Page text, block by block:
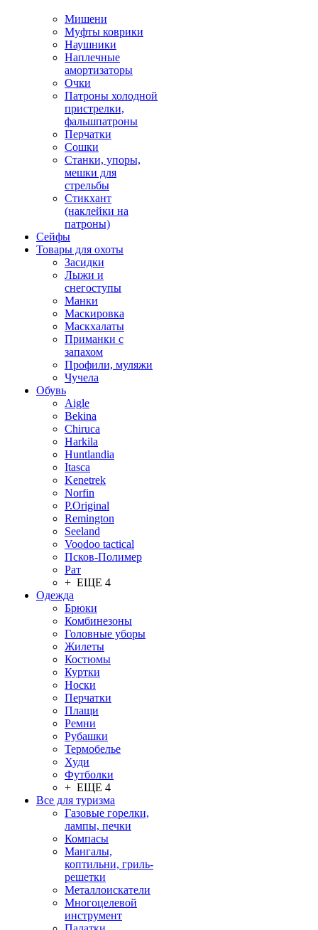
Мишени
Муфты коврики
Наушники
Наплечные
амортизаторы
Очки
Патроны холодной
пристрелки,
фальшпатроны
Перчатки
Сошки
Станки, упоры,
мешки для
стрельбы
Стикхант
(наклейки на
патроны)
Сейфы
Товары для охоты
Засидки
Лыжи и
снегоступы
Манки
Маскировка
Маскхалаты
Приманки с
запахом
Профили, муляжи
Чучела
Обувь
Aigle
Bekina
Chiruсa
Harkila
Huntlandia
Itasca
Kenetrek
Norfin
P.Original
Remington
Seeland
Voodoo tactical
Псков-Полимер
Рат
+ ЕЩЕ 4
Одежда
Брюки
Комбинезоны
Головные уборы
Жилеты
Костюмы
Куртки
Носки
Перчатки
Плащи
Ремни
Рубашки
Термобелье
Худи
Футболки
+ ЕЩЕ 4
Все для туризма
Газовые горелки,
лампы, печки
Компасы
Мангалы,
коптильни, гриль-
решетки
Металлоискатели
Многоцелевой
инструмент